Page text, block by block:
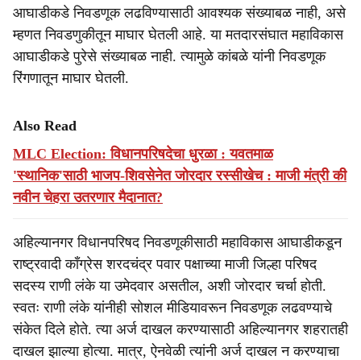
आघाडीकडे निवडणूक लढविण्यासाठी आवश्यक संख्याबळ नाही, असे
म्हणत निवडणुकीतून माघार घेतली आहे. या मतदारसंघात महाविकास
आघाडीकडे पुरेसे संख्याबळ नाही. त्यामुळे कांबळे यांनी निवडणूक
रिंगणातून माघार घेतली.
Also Read
MLC Election: विधानपरिषदेचा धुरळा : यवतमाळ
'स्थानिक'साठी भाजप-शिवसेनेत जोरदार रस्सीखेच : माजी मंत्री की
नवीन चेहरा उतरणार मैदानात?
अहिल्यानगर विधानपरिषद निवडणूकीसाठी महाविकास आघाडीकडून
राष्ट्रवादी काँग्रेस शरदचंद्र पवार पक्षाच्या माजी जिल्हा परिषद
सदस्य राणी लंके या उमेदवार असतील, अशी जोरदार चर्चा होती.
स्वतः राणी लंके यांनीही सोशल मीडियावरून निवडणूक लढवण्याचे
संकेत दिले होते. त्या अर्ज दाखल करण्यासाठी अहिल्यानगर शहरातही
दाखल झाल्या होत्या. मात्र, ऐनवेळी त्यांनी अर्ज दाखल न करण्याचा